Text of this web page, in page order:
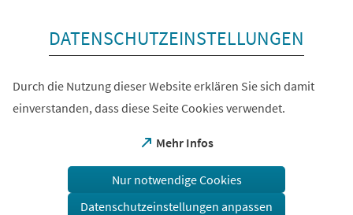
DATENSCHUTZEINSTELLUNGEN
Durch die Nutzung dieser Website erklären Sie sich damit
einverstanden, dass diese Seite Cookies verwendet.
Mehr Infos
(Öffnet
einem
Tab)
Nur notwendige Cookies
Datenschutzeinstellungen anpassen